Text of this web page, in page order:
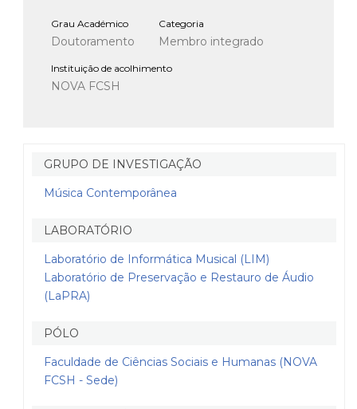
Grau Académico
Doutoramento
Categoria
Membro integrado
Instituição de acolhimento
NOVA FCSH
GRUPO DE INVESTIGAÇÃO
Música Contemporânea
LABORATÓRIO
Laboratório de Informática Musical (LIM)
Laboratório de Preservação e Restauro de Áudio
(LaPRA)
PÓLO
Faculdade de Ciências Sociais e Humanas (NOVA
FCSH - Sede)